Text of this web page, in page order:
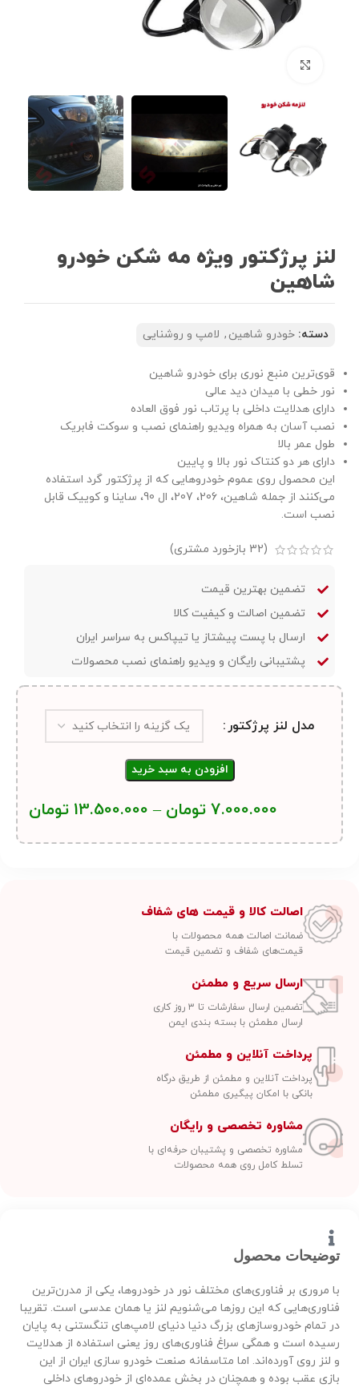
لنز پرژکتور ویژه مه شکن خودرو
شاهین
دسته: خودرو شاهین , لامپ و روشنایی
قوی‌ترین منبع نوری برای خودرو شاهین
نور خطی با میدان دید عالی
دارای هدلایت داخلی با پرتاب نور فوق العاده
نصب آسان به همراه ویدیو راهنمای نصب و سوکت فابریک
طول عمر بالا
دارای هر دو کنتاک نور بالا و پایین
این محصول روی عموم خودروهایی که از پرژکتور گرد استفاده
می‌کنند از جمله شاهین، 206، 207، ال 90، ساینا و کوییک قابل
نصب است.
(
32 بازخورد مشتری)
تضمین بهترین قیمت
تضمین اصالت و کیفیت کالا
ارسال با پست پیشتاز یا تیپاکس به سراسر ایران
پشتیبانی رایگان و ویدیو راهنمای نصب محصولات
مدل لنز پرژکتور
افزودن به سبد خرید
7.000.000 تومان –
13.500.000 تومان
اصالت کالا و قیمت های شفاف
ضمانت اصالت همه محصولات با
قیمت‌های شفاف و تضمین قیمت
ارسال سریع و مطمئن
تضمین ارسال سفارشات تا ۳ روز کاری
ارسال مطمئن با بسته بندی ایمن
پرداخت آنلاین و مطمئن
پرداخت آنلاین و مطمئن از طریق درگاه
بانکی با امکان پیگیری مطمئن
مشاوره تخصصی و رایگان
مشاوره تخصصی و پشتیبان حرفه‌ای با
تسلط کامل روی همه محصولات
توضیحات محصول
با مروری بر فناوری‌های مختلف نور در خودروها، یکی از مدرن‌ترین
فناوری‌هایی که این روزها می‌شنویم لنز یا همان عدسی است. تقریبا
در تمام خودروسازهای بزرگ دنیا دنیای لامپ‌های تنگستنی به پایان
رسیده است و همگی سراغ فناوری‌های روز یعنی استفاده از هدلایت
و لنز روی آورده‌اند. اما متاسفانه صنعت خودرو سازی ایران از این
بازی عقب بوده و همچنان در بخش عمده‌ای از خودروهای داخلی